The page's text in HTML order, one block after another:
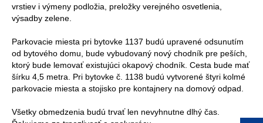
vrstiev i výmeny podložia, preložky verejného osvetlenia,
výsadby zelene.
Parkovacie miesta pri bytovke 1137 budú upravené odsunutím
od bytového domu, bude vybudovaný nový chodník pre peších,
ktorý bude lemovať existujúci okapový chodník. Cesta bude mať
šírku 4,5 metra. Pri bytovke č. 1138 budú vytvorené štyri kolmé
parkovacie miesta a stojisko pre kontajnery na domový odpad.
Všetky obmedzenia budú trvať len nevyhnutne dlhý čas.